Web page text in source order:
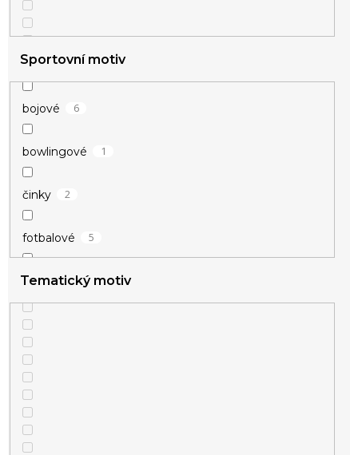
Sportovní motiv
bojové 6
bowlingové 1
činky 2
fotbalové 5
hokejové 6
kulturistika
motoristické
Tematický motiv